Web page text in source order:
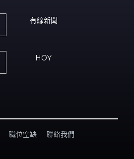
有線新聞
HOY
職位空缺 聯絡我們